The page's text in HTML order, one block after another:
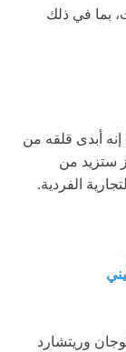
بما في ذلك
أبدى قلقه من
ستزيد من
الفردية.
وريتشارد